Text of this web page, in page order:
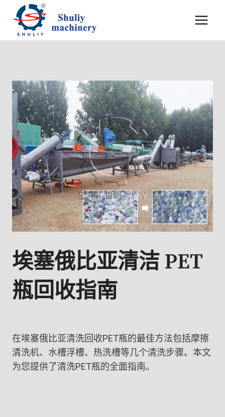
埃塞俄比亚清洁 PET
瓶回收指南
在埃塞俄比亚清洗回收PET瓶的最佳方法包括摩擦
清洗机、水槽浮槽、热洗槽等几个清洗步骤。本文
为您提供了清洗PET瓶的全面指南。